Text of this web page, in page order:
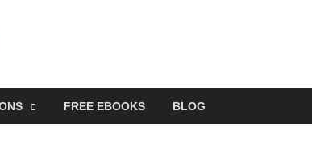
FREE EBOOKS BLOG